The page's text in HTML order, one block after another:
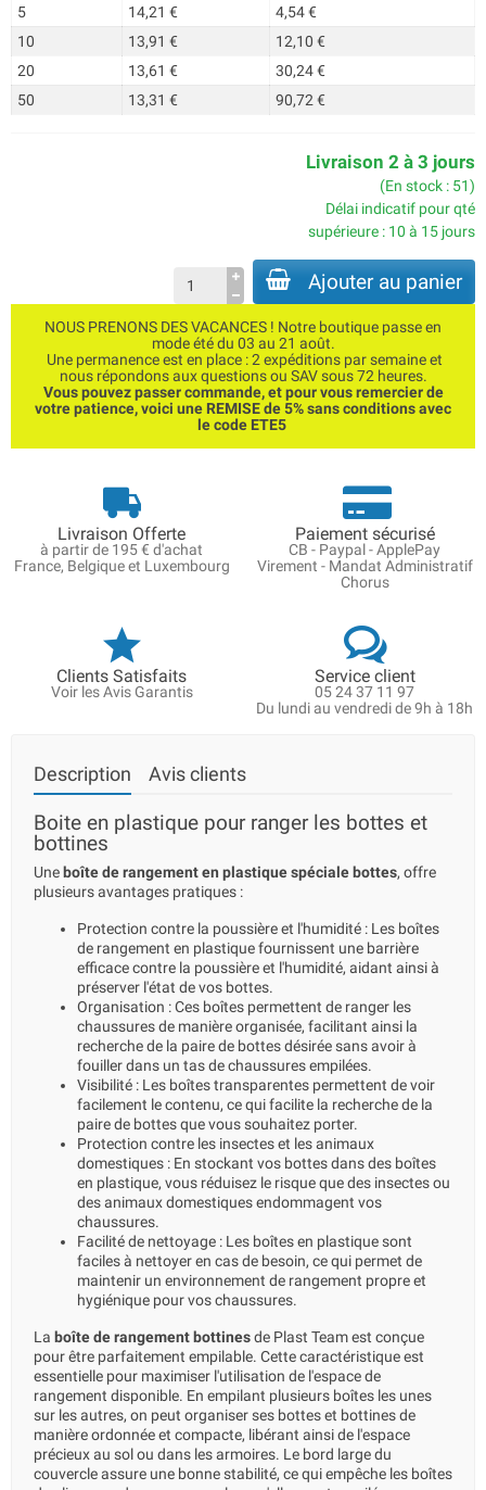
5
14,21 €
4,54 €
10
13,91 €
12,10 €
20
13,61 €
30,24 €
50
13,31 € 90,72 €
Livraison 2 à 3 jours
(En stock : 51)
Délai indicatif pour qté
supérieure : 10 à 15 jours
Ajouter au panier
NOUS PRENONS DES VACANCES ! Notre boutique passe en
mode été du 03 au 21 août.
Une permanence est en place : 2 expéditions par semaine et
nous répondons aux questions ou SAV sous 72 heures.
Vous pouvez passer commande, et pour vous remercier de
votre patience, voici une REMISE de 5% sans conditions avec
le code ETE5
Livraison Offerte
à partir de 195 € d'achat
France, Belgique et Luxembourg
Paiement sécurisé
CB - Paypal - ApplePay
Virement - Mandat Administratif
Chorus
Clients Satisfaits
Voir les Avis Garantis
Service client
05 24 37 11 97
Du lundi au vendredi de 9h à 18h
Description Avis clients
Boite en plastique pour ranger les bottes et
bottines
Une boîte de rangement en plastique spéciale bottes, offre
plusieurs avantages pratiques :
Protection contre la poussière et l'humidité : Les boîtes
de rangement en plastique fournissent une barrière
efficace contre la poussière et l'humidité, aidant ainsi à
préserver l'état de vos bottes.
Organisation : Ces boîtes permettent de ranger les
chaussures de manière organisée, facilitant ainsi la
recherche de la paire de bottes désirée sans avoir à
fouiller dans un tas de chaussures empilées.
Visibilité : Les boîtes transparentes permettent de voir
facilement le contenu, ce qui facilite la recherche de la
paire de bottes que vous souhaitez porter.
Protection contre les insectes et les animaux
domestiques : En stockant vos bottes dans des boîtes
en plastique, vous réduisez le risque que des insectes ou
des animaux domestiques endommagent vos
chaussures.
Facilité de nettoyage : Les boîtes en plastique sont
faciles à nettoyer en cas de besoin, ce qui permet de
maintenir un environnement de rangement propre et
hygiénique pour vos chaussures.
La boîte de rangement bottinesde Plast Team est conçue
pour être parfaitement empilable. Cette caractéristique est
essentielle pour maximiser l'utilisation de l'espace de
rangement disponible. En empilant plusieurs boîtes les unes
sur les autres, on peut organiser ses bottes et bottines de
manière ordonnée et compacte, libérant ainsi de l'espace
précieux au sol ou dans les armoires. Le bord large du
couvercle assure une bonne stabilité, ce qui empêche les boîtes